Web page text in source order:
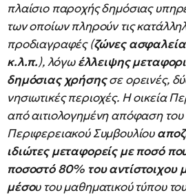
πλαίσιο παροχής δημόσιας
των οποίων πληρούν τις
προδιαγραφές (ζώνες
κ.λ.π.), λόγωέλλειψης
δημόσιας χρήσηςσε ορεινές,
νησιωτικές περιοχές. Η οικεία
από αιτιολογημένη απόφαση του
Περιφερειακού Συμβουλίου
ιδιώτες μεταφορείς με ποσό
ποσοστό 80% του αντίστοιχου
μέσου του μαθηματικού τύπου